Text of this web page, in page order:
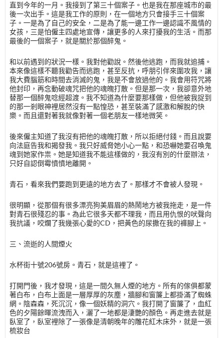
直到今年的一月。我接到了第三十個案子。也是我在那座城市的最
後一次出手。這是我工作的原則，在一個地方只會接手三十個案
子。一是為了自己的安全，二是為了能一邊工作一邊認識不風情的
女孩，三是怕僱主四處地宣傳，讓更多的人來打擾我的生活。而那
最後的一個案子，就是關於那個醉鬼。
和以前遇到的狀況一樣。我對他勸說。然後他逃跑，而我就追捕。
本來像這樣不聽我勸告而逃跑，甚至反抗，呼朋引伴來圍攻我，讓
我大費腦筋和時間去消滅的鬼，我是不會放過他的。我會用符咒將
他封印，再念動破魂咒把他的魂魄打散。但是那一次，我卻意外地
替那一個醉鬼唸經超渡。我不知道為什麼要那樣做，但他被我捉到
的那一剎眼神裡居然沒有一點惶恐，甚至裝滿了感激和解脫的快
樂。而且還對著我就像對著一個老朋友一樣地微笑。
後來僱主知道了我沒有把他的魂魄打散，所以拒絕付錢。而且說要
向法庭告我和揭發我。我只好威脅她小心一點，和恐嚇她要召喚鬼
魂到她家作祟。她是知道我不能這樣做的，我沒有別的什麼辦法，
只好自認倒霉憤憤地離開。
青石，看來我們要跑到更遠的地方去了。那樣才不會被人發現。
很明顯，從那個有很多漂亮狗美眉眉的熱鬧地方被我拖走，是一件
對青石很殘忍的事。為此它很多天都不理我，而且用仇恨的吠聲向
我抗議，咬爛了我幾張心愛的CD，把黃色的尿撒在我的褲腳上。
三、流逝的人間煙火
水杯街十號206號房。青石，就是這裡了。
打開門後，我才發現，這是一間久無人煙的地方。所有的傢俱都蒙
著白布，白布上面是一層厚厚的灰塵，牆腳和窗簾上都掛滿了蜘蛛
網。陰森森，死沉沉，像一個妖精的洞穴。我打開了窗簾了，血紅
色的夕陽餘暉流洩而入，灑了一地都是淒艷的顏色。再走進去就是
臥室了，臥室裡除了一張像是清朝晚年的雕花紅木床外，就是一張
梳妝台